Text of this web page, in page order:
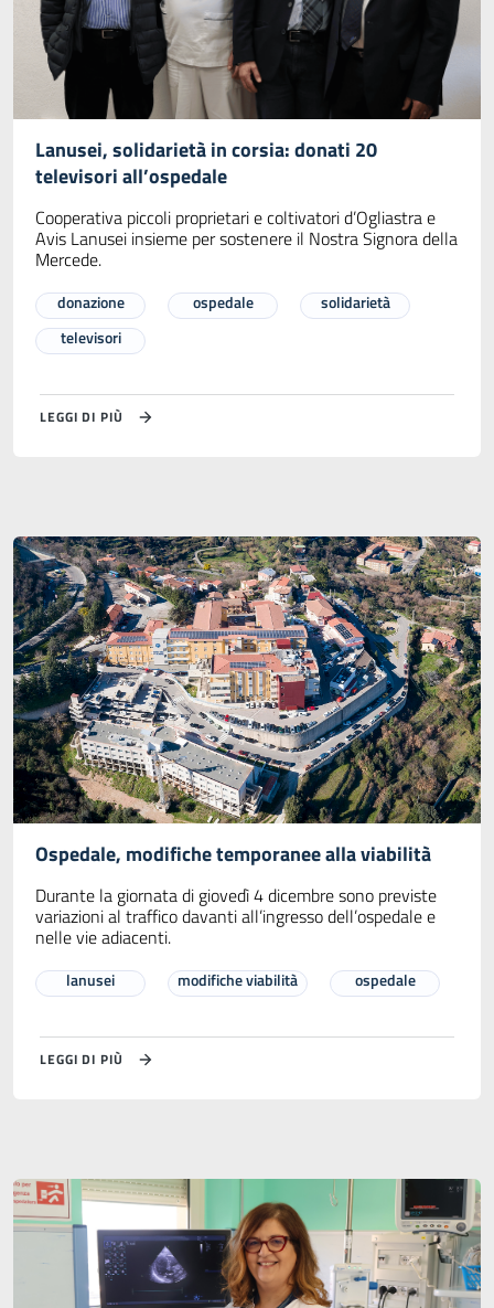
Lanusei, solidarietà in corsia: donati 20
televisori all’ospedale
Cooperativa piccoli proprietari e coltivatori d’Ogliastra e
Avis Lanusei insieme per sostenere il Nostra Signora della
Mercede.
donazione ospedale
solidarietà
televisori
LEGGI DI PIÙ
Ospedale, modifiche temporanee alla viabilità
Durante la giornata di giovedì 4 dicembre sono previste
variazioni al traffico davanti all’ingresso dell’ospedale e
nelle vie adiacenti.
lanusei modifiche viabilità ospedale
LEGGI DI PIÙ